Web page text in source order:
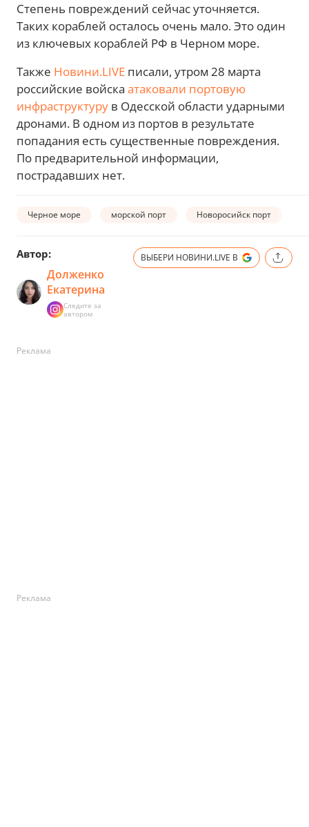
Степень повреждений сейчас уточняется.
Таких кораблей осталось очень мало. Это один
из ключевых кораблей РФ в Черном море.
Также Новини.LIVE писали, утром 28 марта
российские войска атаковали портовую
инфраструктуру в Одесской области ударными
дронами. В одном из портов в результате
попадания есть существенные повреждения.
По предварительной информации,
пострадавших нет.
Черное море морской порт Новоросийск порт
Автор:
Долженко
Екатерина
Следите за
автором
ВЫБЕРИ НОВИНИ.LIVE В
Реклама
Реклама